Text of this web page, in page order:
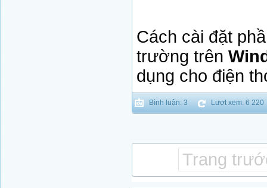
Cách cài đặt
trường trên
dụng cho điện
Bình luận: 3 Lượt xem: 6 220
Trang